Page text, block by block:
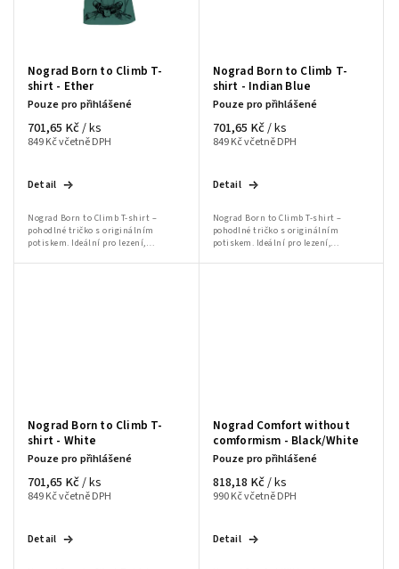
Nograd Born to Climb T-
shirt - Ether
Pouze pro přihlášené
849 Kč včetně DPH
701,65 Kč/ ks
Detail
Nograd Born to Climb T-shirt –
pohodlné tričko s originálním
potiskem. Ideální pro lezení,
Nograd Born to Climb T-
shirt - Indian Blue
Pouze pro přihlášené
849 Kč včetně DPH
701,65 Kč/ ks
Detail
Nograd Born to Climb T-shirt –
pohodlné tričko s originálním
potiskem. Ideální pro lezení,
Nograd Born to Climb T-
shirt - White
Pouze pro přihlášené
849 Kč včetně DPH
701,65 Kč/ ks
Detail
Nograd Comfort without
comformism - Black/White
Pouze pro přihlášené
990 Kč včetně DPH
818,18 Kč/ ks
Detail